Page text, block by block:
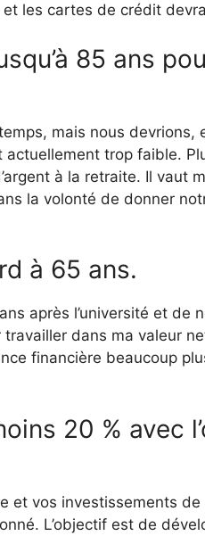
les cartes de crédit
85 ans
mais nous devrions,
trop faible.
à la retraite. Il vaut
la volonté de donner
à 65 ans.
après l’université et de
travailler dans ma valeur
financière beaucoup
20 % avec
et vos investissements
L’objectif est de